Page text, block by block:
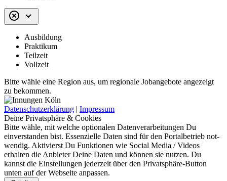
Ausbildung
Praktikum
Teilzeit
Vollzeit
Bitte wähle eine Region aus, um regionale Jobangebote angezeigt
zu bekommen.
Datenschutzerklärung | Impressum
Deine Privatsphäre & Cookies
Bitte wähle, mit welche optionalen Da­ten­ver­ar­bei­tun­gen Du
einverstanden bist. Es­sen­zi­elle Daten sind für den Portal­betrieb not­
wen­dig. Aktivierst Du Funktionen wie Social Media / Videos
erhalten die Anbieter Deine Daten und können sie nut­zen. Du
kannst die Ein­stel­lun­gen jederzeit über den Privat­sphäre-Button
unten auf der Webseite an­pas­sen.